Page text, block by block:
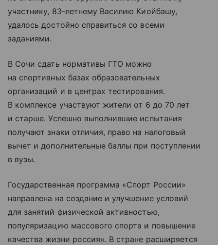
участнику, 83-летнему Василию Киойбашу,
удалось достойно справиться со всеми
заданиями.
В Сочи сдать нормативы ГТО можно
на спортивных базах образовательных
организаций и в центрах тестирования.
В комплексе участвуют жители от 6 до 70 лет
и старше. Успешно выполнившие испытания
получают знаки отличия, право на налоговый
вычет и дополнительные баллы при поступлении
в вузы.
Государственная программа «Спорт России»
направлена на создание и улучшение условий
для занятий физической активностью,
популяризацию массового спорта и повышение
качества жизни россиян. В стране расширяется